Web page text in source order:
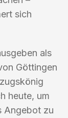
sich
als
Göttingen
heute, um
Angebot zu